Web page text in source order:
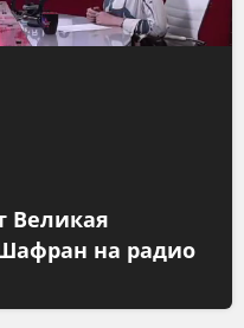
Великая
на радио